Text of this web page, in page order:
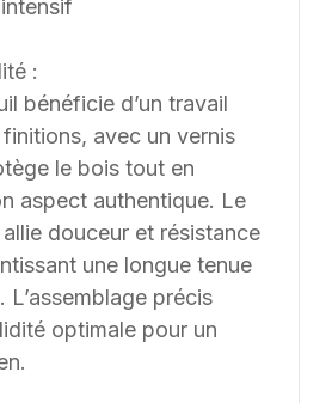
:
bénéficie d’un travail
avec un vernis
le bois tout en
aspect authentique. Le
douceur et résistance
une longue tenue
L’assemblage précis
optimale pour un